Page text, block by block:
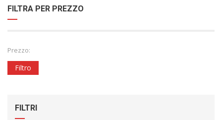
FILTRA PER PREZZO
Prezzo:
Filtro
FILTRI